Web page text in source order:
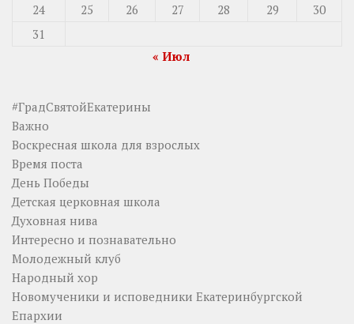
24
25 26 27 28 29
30
31
« Июл
#ГрадСвятойЕкатерины
Важно
Воскресная школа для взрослых
Время поста
День Победы
Детская церковная школа
Духовная нива
Интересно и познавательно
Молодежный клуб
Народный хор
Новомученики и исповедники Екатеринбургской
Епархии